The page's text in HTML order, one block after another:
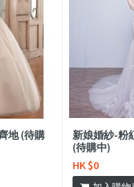
地 (待購
新娘婚紗-粉
(待購中)
HK $0